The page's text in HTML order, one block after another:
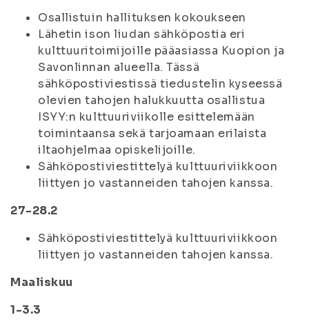
Osallistuin hallituksen kokoukseen
Lähetin ison liudan sähköpostia eri
kulttuuritoimijoille pääasiassa Kuopion ja
Savonlinnan alueella. Tässä
sähköpostiviestissä tiedustelin kyseessä
olevien tahojen halukkuutta osallistua
ISYY:n kulttuuriviikolle esittelemään
toimintaansa sekä tarjoamaan erilaista
iltaohjelmaa opiskelijoille.
Sähköpostiviestittelyä kulttuuriviikkoon
liittyen jo vastanneiden tahojen kanssa.
27-28.2
Sähköpostiviestittelyä kulttuuriviikkoon
liittyen jo vastanneiden tahojen kanssa.
Maaliskuu
1-3.3